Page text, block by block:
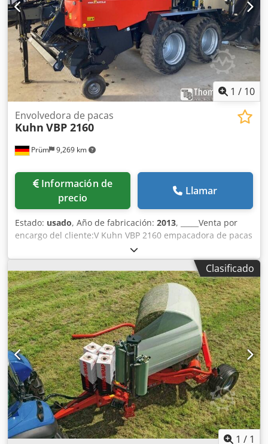
1 / 10
Prüm 9,269 km
Envolvedora de pacas
Kuhn VBP 2160
Información de
precio
Llamar
Estado: usado, Año de fabricación: 2013, _____Venta por
encargo del cliente:V Kuhn VBP 2160 empacadora de pacas
redondasAño de fabricación: 201316.257 pacas23
cuchillasEnvolvedora 3DLa máquina fue completamente
revisada el pasado invierno:- nuevo rotor,- nuevo fondo de
corte,- nuevas correas sin fin (original Kuhn),- pickup con
rodamientos nuevos,- neumáticos en buen estado,- sin
mantenimiento pendiente.La empacadora está en un
estado impecable y lista para trabajar sin
reservas.Vendemos la combinación empacadora-
envolvedora por una nueva adquisición planificada.Venta
solo después de inspección.Sin garantía o
responsabilidad.Ubicación del almacén: no especificado
Cjdpoylrtfefx Aivjha
Clasificado
1 / 1